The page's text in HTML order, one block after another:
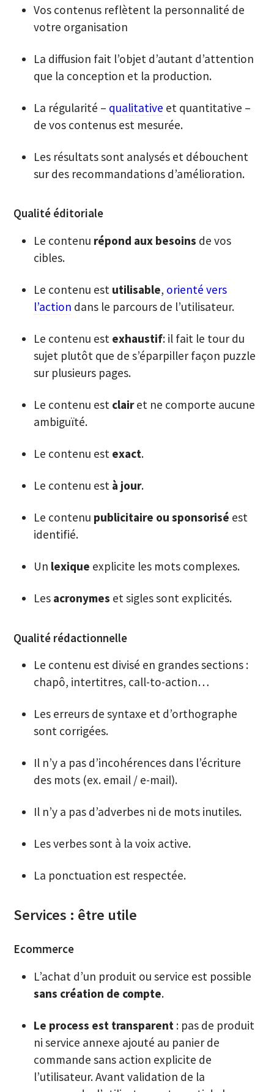
Vos contenus reflètent la personnalité de
votre organisation
La diffusion fait l’objet d’autant d’attention
que la conception et la production.
La régularité – qualitative et quantitative –
de vos contenus est mesurée.
Les résultats sont analysés et débouchent
sur des recommandations d’amélioration.
Qualité éditoriale
Le contenu répond aux besoins de vos
cibles.
Le contenu est utilisable, orienté vers
l’action dans le parcours de l’utilisateur.
Le contenu est exhaustif: il fait le tour du
sujet plutôt que de s’éparpiller façon puzzle
sur plusieurs pages.
Le contenu est clairet ne comporte aucune
ambiguïté.
Le contenu est exact.
Le contenu est à jour.
Le contenu publicitaire ou sponsorisé est
identifié.
Un lexique explicite les mots complexes.
Les acronymes et sigles sont explicités.
Qualité rédactionnelle
Le contenu est divisé en grandes sections :
chapô, intertitres, call-to-action…
Les erreurs de syntaxe et d’orthographe
sont corrigées.
Il n’y a pas d’incohérences dans l’écriture
des mots (ex. email / e-mail).
Il n’y a pas d’adverbes ni de mots inutiles.
Les verbes sont à la voix active.
La ponctuation est respectée.
Services : être utile
Ecommerce
L’achat d’un produit ou service est possible
sans création de compte.
Le process est transparent : pas de produit
ni service annexe ajouté au panier de
commande sans action explicite de
l’utilisateur. Avant validation de la